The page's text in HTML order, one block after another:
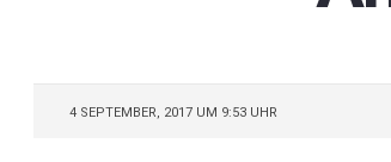
4 SEPTEMBER, 2017 UM 9:53 UHR